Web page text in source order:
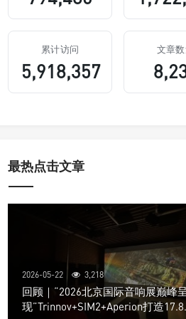
累计访问
5,918,357
文章
最热点击文章
2026-05-22 3,218
回顾｜“2026北京国际音响展巅峰
现”Trinnov+SIM2+Aperion打造